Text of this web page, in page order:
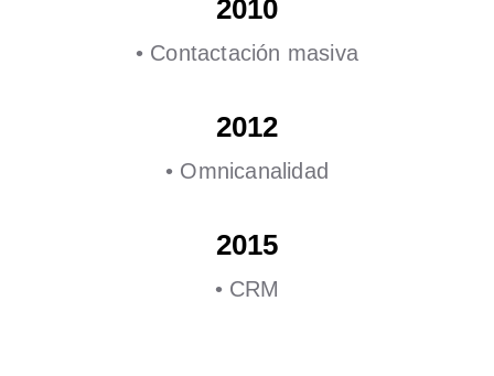
2010
• Contactación masiva
2012
• Omnicanalidad
2015
• CRM